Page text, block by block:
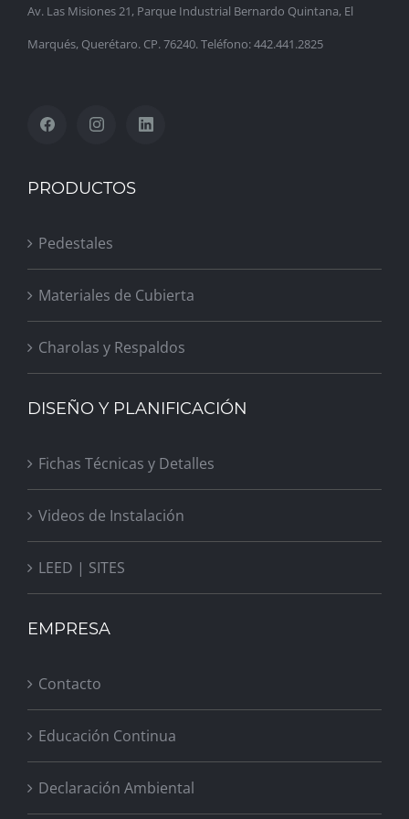
Av. Las Misiones 21, Parque Industrial Bernardo Quintana, El
Marqués, Querétaro. CP. 76240. Teléfono: 442.441.2825
PRODUCTOS
Pedestales
Materiales de Cubierta
Charolas y Respaldos
DISEÑO Y PLANIFICACIÓN
Fichas Técnicas y Detalles
Videos de Instalación
LEED | SITES
EMPRESA
Contacto
Educación Continua
Declaración Ambiental